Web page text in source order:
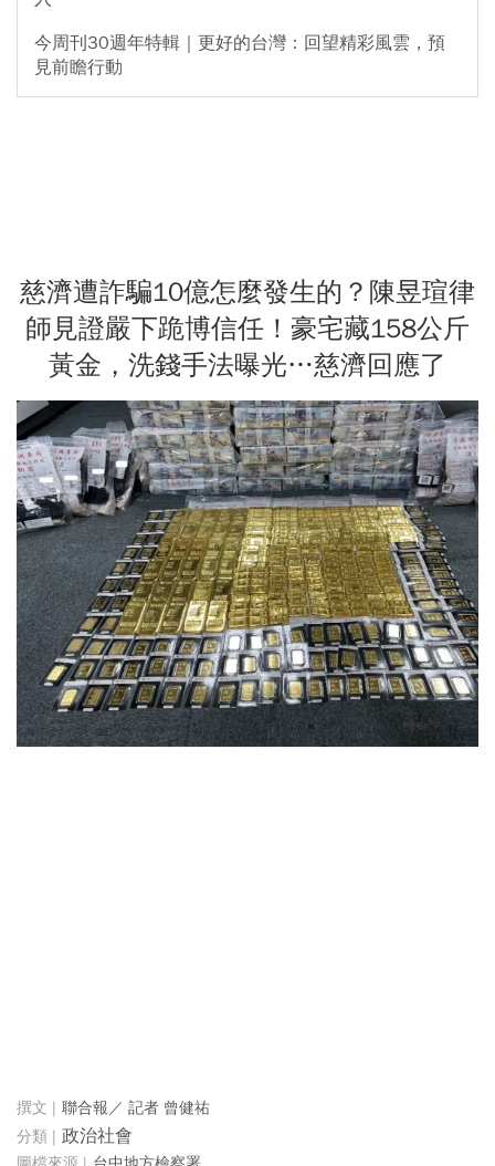
今周刊30週年特輯｜更好的台灣：回望精彩風雲，預
見前瞻行動
慈濟遭詐騙10億怎麼發生的？陳昱瑄律
師見證嚴下跪博信任！豪宅藏158公斤
黃金，洗錢手法曝光…慈濟回應了
聯合報／ 記者 曾健祐
政治社會